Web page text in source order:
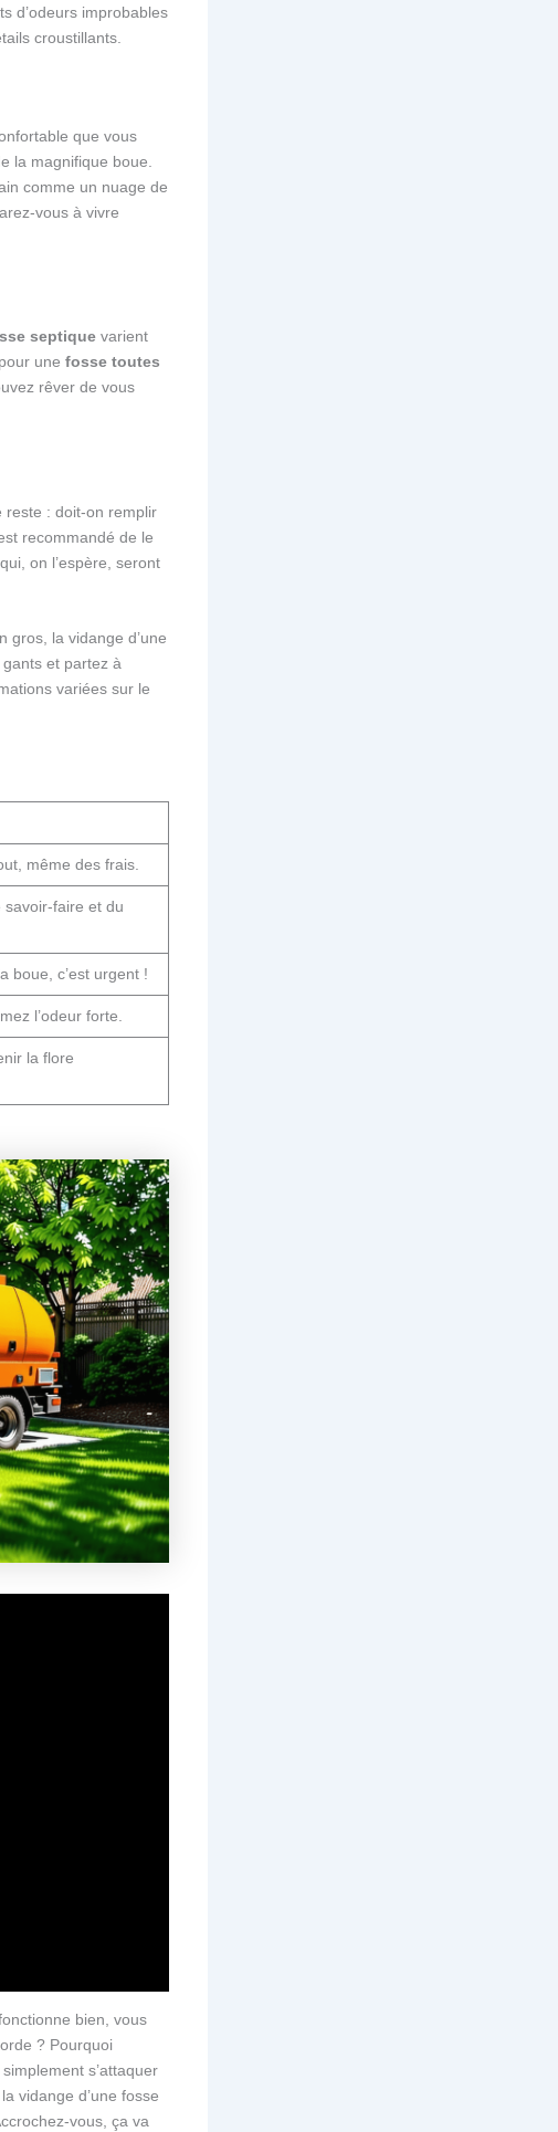
d’odeurs improbables
croustillants.
que vous
la magnifique boue.
comme un nuage de
vous à vivre
septique varient
une fosse toutes
rêver de vous
reste : doit-on remplir
recommandé de le
on l’espère, seront
gros, la vidange d’une
et partez à
variées sur le
même des frais.
savoir-faire et du
boue, c’est urgent !
l’odeur forte.
la flore
bien, vous
? Pourquoi
s’attaquer
vidange d’une fosse
vous, ça va